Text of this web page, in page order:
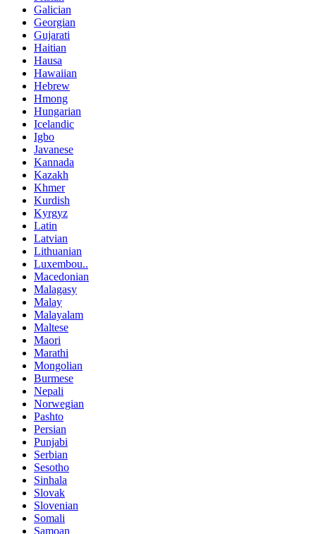
Galician
Georgian
Gujarati
Haitian
Hausa
Hawaiian
Hebrew
Hmong
Hungarian
Icelandic
Igbo
Javanese
Kannada
Kazakh
Khmer
Kurdish
Kyrgyz
Latin
Latvian
Lithuanian
Luxembou..
Macedonian
Malagasy
Malay
Malayalam
Maltese
Maori
Marathi
Mongolian
Burmese
Nepali
Norwegian
Pashto
Persian
Punjabi
Serbian
Sesotho
Sinhala
Slovak
Slovenian
Somali
Samoan